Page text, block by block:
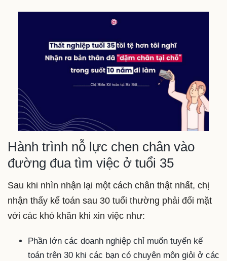
Hành trình nỗ lực chen chân vào
đường đua tìm việc ở tuổi 35
Sau khi nhìn nhận lại một cách chân thật nhất, chị
nhận thấy kế toán sau 30 tuổi thường phải đối mặt
với các khó khăn khi xin việc như:
Phần lớn các doanh nghiệp chỉ muốn tuyển kế
toán trên 30 khi các bạn có chuyên môn giỏi ở các